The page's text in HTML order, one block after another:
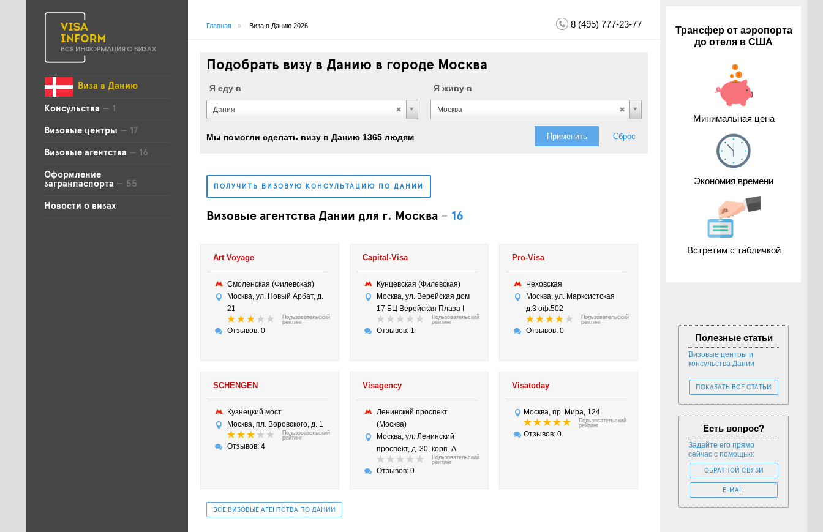
Виза в Данию
Консульства — 1
Визовые центры — 17
Визовые агентства — 16
Оформление
загранпаспорта — 55
Новости о визах
Главная » Виза в Данию 2026 8 (495) 777-23-77
Подобрать визу в Данию в городе Москва
Я еду в
Дания
Я живу в
Москва
Мы помогли сделать визу в Данию 1365 людям Применить Сброс
ПОЛУЧИТЬ ВИЗОВУЮ КОНСУЛЬТАЦИЮ ПО ДАНИИ
Визовые агентства Дании для г. Москва – 16
Art Voyage
Смоленская (Филевская)
Москва, ул. Новый Арбат, д.
21
Пользовательский
рейтинг
Отзывов: 0
Capital-Visa
Кунцевская (Филевская)
Москва, ул. Верейская дом
17 БЦ Верейская Плаза I
Пользовательский
рейтинг
Отзывов: 1
Pro-Visa
Чеховская
Москва, ул. Марксистская
д.3 оф.502
Пользовательский
рейтинг
Отзывов: 0
SCHENGEN
Кузнецкий мост
Москва, пл. Воровского, д. 1
Пользовательский
рейтинг
Отзывов: 4
Visagency
Ленинский проспект
(Москва)
Москва, ул. Ленинский
проспект, д. 30, корп. А
Пользовательский
рейтинг
Отзывов: 0
Visatoday
Москва, пр. Мира, 124
Пользовательский
рейтинг
Отзывов: 0
ВСЕ ВИЗОВЫЕ АГЕНТСТВА ПО ДАНИИ
Трансфер от аэропорта
до отеля в США
Минимальная цена
Экономия времени
Встретим с табличкой
Полезные статьи
Визовые центры и
консульства Дании
ПОКАЗАТЬ ВСЕ СТАТЬИ
Есть вопрос?
Задайте его прямо
сейчас с помощью:
ОБРАТНОЙ СВЯЗИ
E-MAIL